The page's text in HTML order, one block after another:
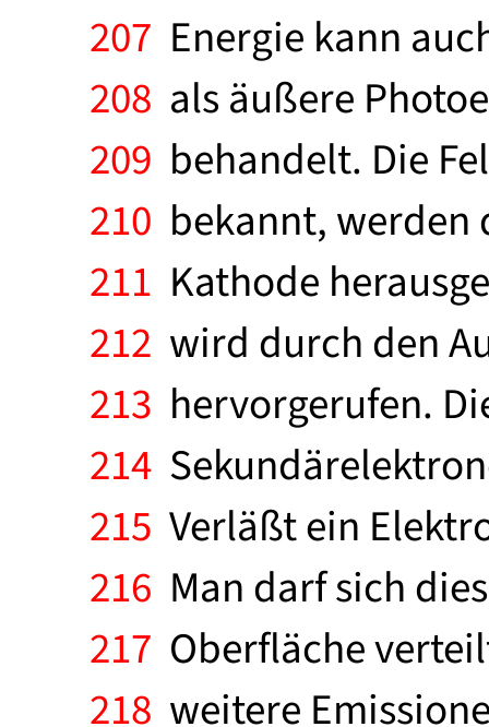
207 Energie kann
208 als äußere
209 behandelt. Die
210 bekannt, werden
211 Kathode
212 wird durch den
213 hervorgerufen.
214
215 Verläßt ein
216 Man darf sich
217 Oberfläche
218 weitere